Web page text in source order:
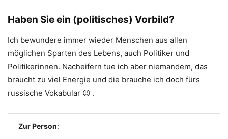
Haben Sie ein (politisches) Vorbild?
Ich bewundere immer wieder Menschen aus allen
möglichen Sparten des Lebens, auch Politiker und
Politikerinnen. Nacheifern tue ich aber niemandem, das
braucht zu viel Energie und die brauche ich doch fürs
russische Vokabular 😉 .
Zur Person: